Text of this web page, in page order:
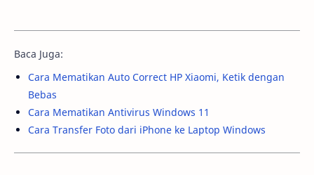
Baca Juga:
Cara Mematikan Auto Correct HP Xiaomi, Ketik dengan
Bebas
Cara Mematikan Antivirus Windows 11
Cara Transfer Foto dari iPhone ke Laptop Windows